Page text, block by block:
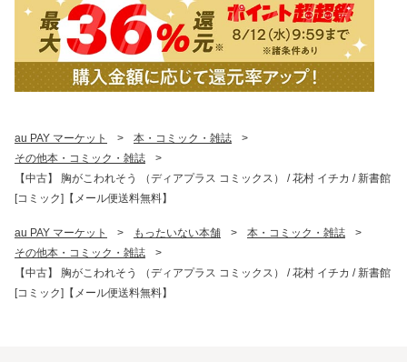
au PAY マーケット > 本・コミック・雑誌
>
その他本・コミック・雑誌
>
【中古】 胸がこわれそう （ディアプラス コミックス） / 花村 イチカ / 新書館
[コミック]【メール便送料無料】
au PAY マーケット > もったいない本舗 > 本・コミック・雑誌
>
その他本・コミック・雑誌
>
【中古】 胸がこわれそう （ディアプラス コミックス） / 花村 イチカ / 新書館
[コミック]【メール便送料無料】